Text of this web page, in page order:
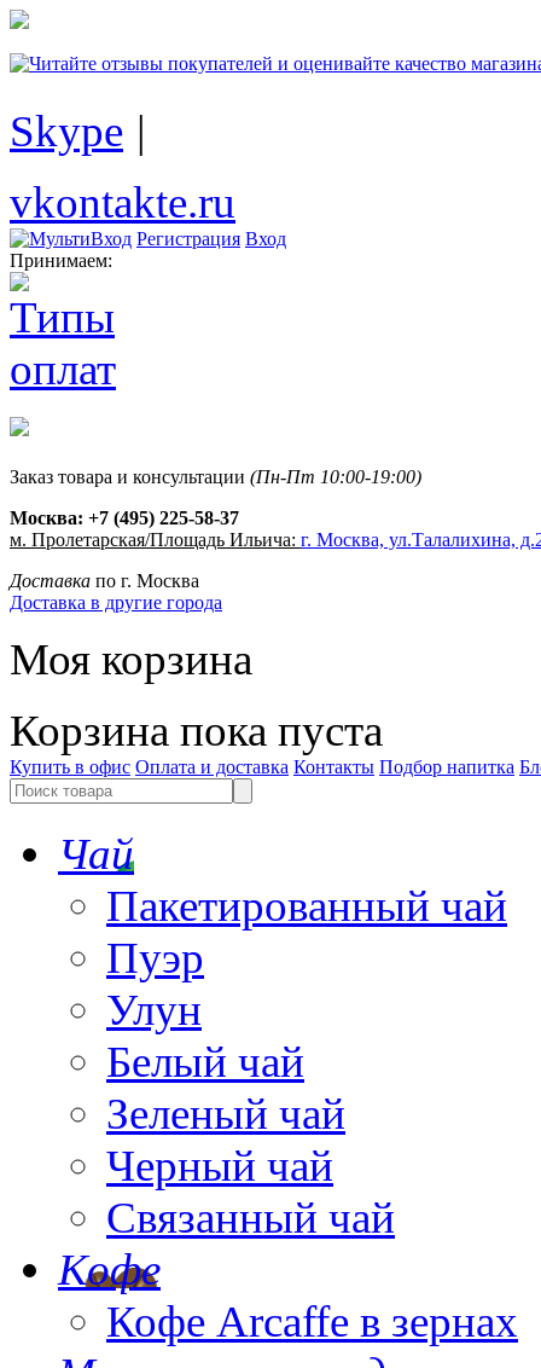
Skype |
vkontakte.ru
Регистрация Вход
Принимаем:
Заказ товара и консультации (Пн-Пт 10:00-19:00)
Москва: +7 (495) 225-58-37
м. Пролетарская/Площадь Ильича: г. Москва, ул.Талалихина,
Доставка по г. Москва
Доставка в другие города
Моя корзина
Корзина пока пуста
Купить в офис Оплата и доставка Контакты Подбор напитка
Чай
Пакетированный чай
Пуэр
Улун
Белый чай
Зеленый чай
Черный чай
Связанный чай
Кофе
Кофе Arcaffe в зернах